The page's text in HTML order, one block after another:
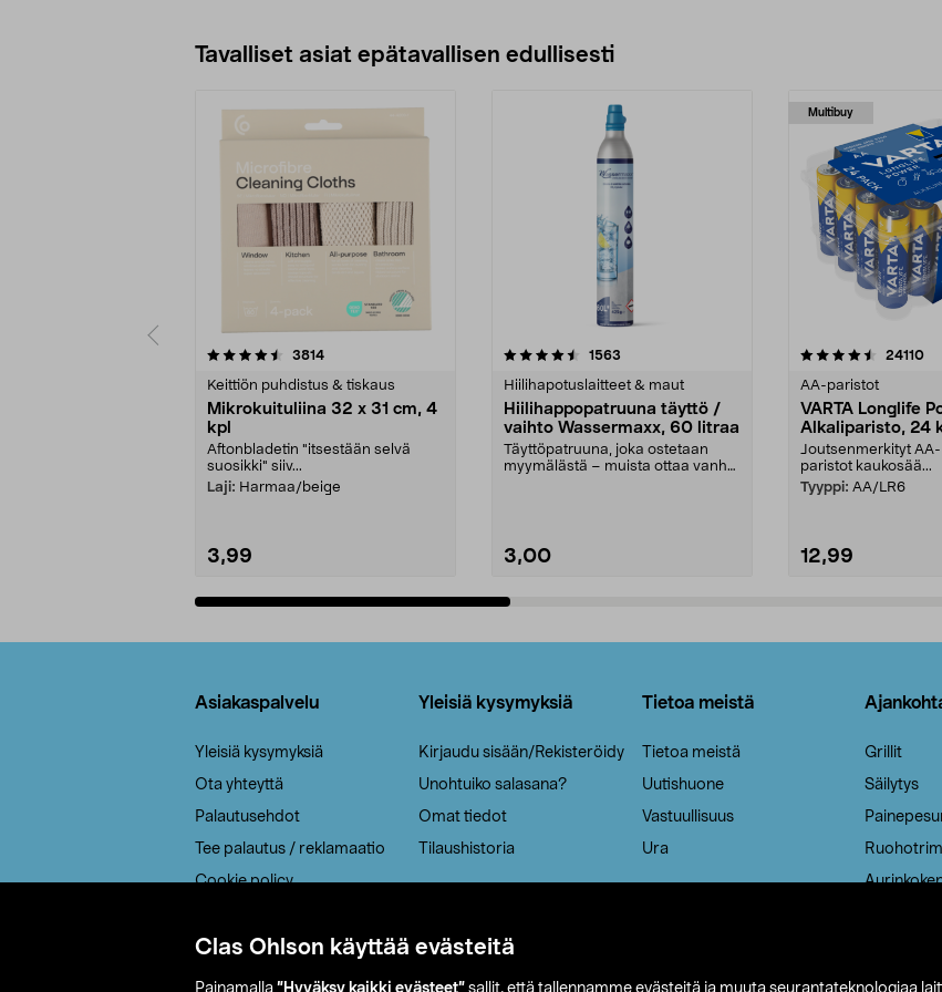
Clas Ohlson käyttää evästeitä
Painamalla ”Hyväksy kaikki evästeet” sallit, että tallennamme evästeitä ja muuta seurantateknologiaa
esim. Falu-röd.
Tavalliset asiat epätavallisen edullisesti
3814arvostelut
Keittiön puhdistus & tiskaus
Mikrokuituliina 32 x 31 cm, 4
kpl
Aftonbladetin "itsestään selvä
suosikki" siiv...
Laji: Harmaa/beige
3,99
4.5viidestä
1563
Hiilihapotuslaitteet & maut
Hiilihappopatruuna täyttö /
vaihto Wassermaxx, 60 litraa
Täyttöpatruuna, joka ostetaan
myymälästä – muista ottaa vanha
3,00
Multibuy
4.5viidestä
24110
AA-paristot
VARTA Longlife
Alkaliparisto, 24
Joutsenmerkityt AA-
paristot kaukosää...
Tyyppi: AA/LR6
12,99
4.5viidestä
Asiakaspalvelu
Yleisiä kysymyksiä
Ota yhteyttä
Palautusehdot
Tee palautus / reklamaatio
Cookie policy
Saavutettavuus
Yleisiä kysymyksiä
Kirjaudu sisään/Rekisteröidy
Unohtuiko salasana?
Omat tiedot
Tilaushistoria
Tietoa meistä
Tietoa meistä
Uutishuone
Vastuullisuus
Ura
Grillit
Säilytys